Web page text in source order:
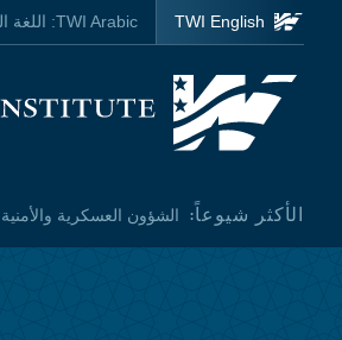
Skip to main content
Homepage
الأكثر شيوعاً: الشؤون العسكرية والأمنية
TWI English
TWI Arabic: اللغة